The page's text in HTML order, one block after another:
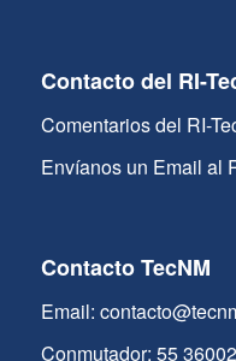
Contacto del RI-
Comentarios del RI-
Envíanos un Email al
Contacto TecNM
Email:
Conmutador: 55